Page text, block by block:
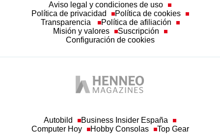
Aviso legal y condiciones de uso
Política de privacidad
Política de cookies
Transparencia
Política de afiliación
Misión y valores
Suscripción
Configuración de cookies
Autobild
Business Insider España
Computer Hoy
Hobby Consolas Top Gear